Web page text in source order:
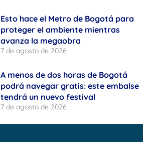
Esto hace el Metro de Bogotá para
proteger el ambiente mientras
avanza la megaobra
7 de agosto de 2026
A menos de dos horas de Bogotá
podrá navegar gratis: este embalse
tendrá un nuevo festival
7 de agosto de 2026